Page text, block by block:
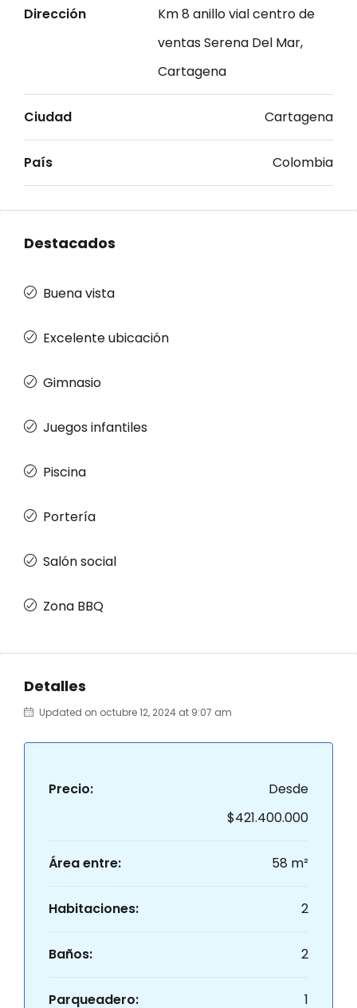
Dirección
Km 8 anillo vial centro de
ventas Serena Del Mar,
Cartagena
Ciudad Cartagena
País Colombia
Destacados
Buena vista
Excelente ubicación
Gimnasio
Juegos infantiles
Piscina
Portería
Salón social
Zona BBQ
Detalles
Updated on octubre 12, 2024 at 9:07 am
Precio:
Desde
$421.400.000
Área entre: 58 m²
Habitaciones: 2
Baños: 2
Parqueadero: 1